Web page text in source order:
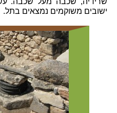
ישובים משוקמים נמצאים בתל.